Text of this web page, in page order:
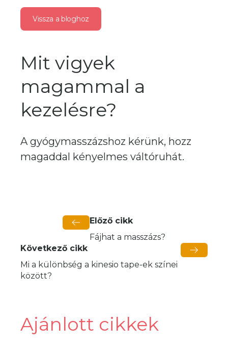
Vissza a bloghoz
Mit vigyek
magammal a
kezelésre?
A gyógymasszázshoz kérünk, hozz
magaddal kényelmes váltóruhát.
Előző cikk
Fájhat a masszázs?
Következő cikk
Mi a különbség a kinesio tape-ek színei
között?
Ajánlott cikkek